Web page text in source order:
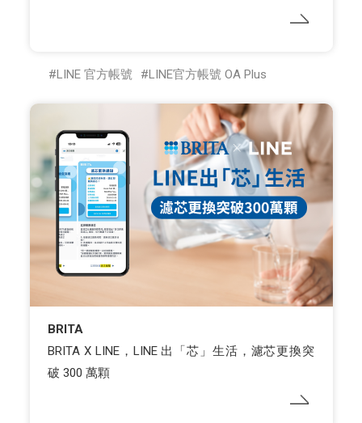
LINE 官方帳號 LINE官方帳號 OA Plus
BRITA
BRITA X LINE，LINE 出「芯」生活，濾芯更換突
破 300 萬顆